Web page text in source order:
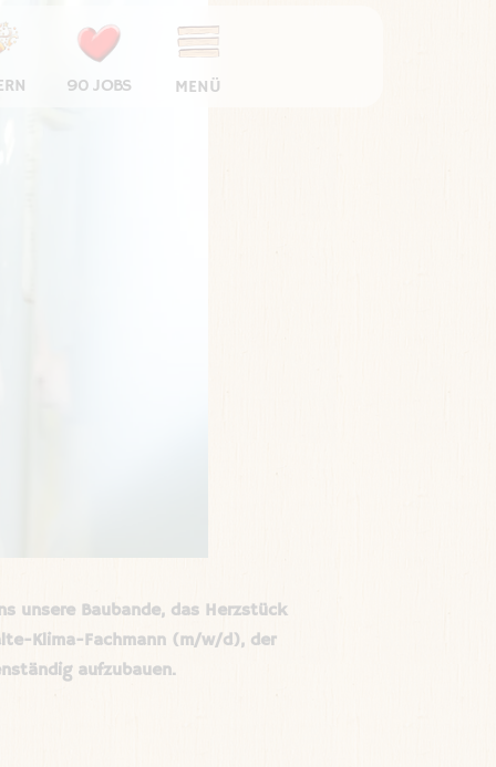
90 JOBS MENÜ
unsere Baubande, das Herzstück
Klima-Fachmann (m/w/d), der
aufzubauen.